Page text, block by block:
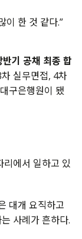
한 것 같다.”
기 공채 최종 합
실무면접, 4차
구은행원이 됐
에서 일하고 있
대개 요직하고
사례가 흔하다.